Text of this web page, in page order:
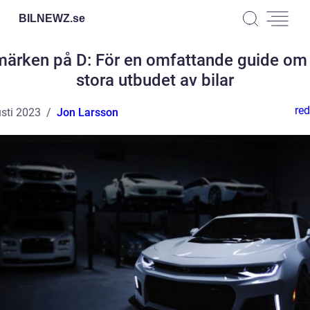
BILNEWZ.se
på D: För en omfattande guide
stora utbudet av bilar
2023 Jon Larsson